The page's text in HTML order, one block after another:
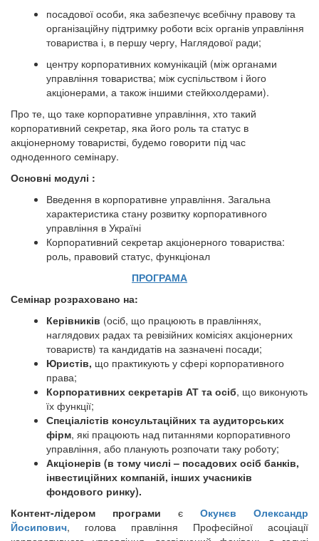
посадової особи, яка забезпечує всебічну правову та
організаційну підтримку роботи всіх органів управління
товариства і, в першу чергу, Наглядової ради;
центру корпоративних комунікацій (між органами
управління товариства; між суспільством і його
акціонерами, а також іншими стейкхолдерами).
Про те, що таке корпоративне управління, хто такий
корпоративний секретар, яка його роль та статус в
акціонерному товаристві, будемо говорити під час
одноденного семінару.
Основні модулі :
Введення в корпоративне управління. Загальна
характеристика стану розвитку корпоративного
управління в Україні
Корпоративний секретар акціонерного товариства:
роль, правовий статус, функціонал
ПРОГРАМА
Семінар розраховано на:
Керівників (осіб, що працюють в правліннях,
наглядових радах та ревізійних комісіях акціонерних
товариств) та кандидатів на зазначені посади;
Юристів, що практикують у сфері корпоративного
права;
Корпоративних секретарів АТ та осіб, що виконують
їх функції;
Спеціалістів консультаційних та аудиторських
фірм, які працюють над питаннями корпоративного
управління, або планують розпочати таку роботу;
Акціонерів (в тому числі – посадових осіб банків,
інвестиційних компаній, інших учасників
фондового ринку).
Контент-лідером програми є Окунєв Олександр
Йосипович, голова правління Професійної асоціації